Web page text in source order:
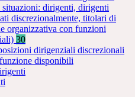
situazioni: dirigenti, dirigenti
discrezionalmente, titolari di
organizzativa con funzioni
30
dirigenziali discrezionali
disponibili